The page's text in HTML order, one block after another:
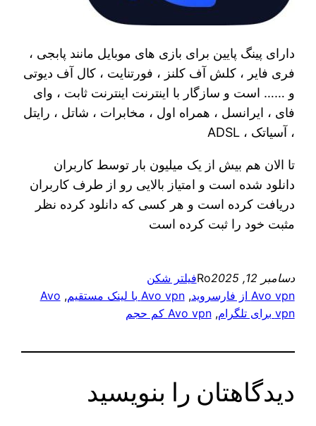
دارای پینگ پایین برای بازی های موبایل مانند پابجی ،
فری فایر ، کلش آف کلنز ، فورتنایت ، کال آف دیوتی
و …… است و سازگار با اینترنت اینترنت ثابت ، وای
فای ، ایرانسل ، همراه اول ، مخابرات ، شاتل ، رایتل
، آسیاتک ، ADSL
تا الان هم بیش از یک میلیون بار توسط کاربران
دانلود شده است و امتیاز بالایی رو از طرف کاربران
دریافت کرده است و هر کسی که دانلود کرده نظر
مثبت خود را ثبت کرده است
دسامبر 12, 2025 Roفیلتر شکن
Avo vpn از فارسروید
, Avo vpn با لینک مستقیم ,
Avo
vpn برای تلگرام
, Avo vpn کم حجم
دیدگاهتان را بنویسید